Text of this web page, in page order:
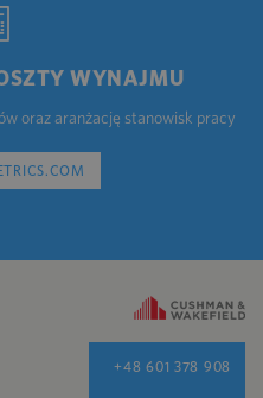
WYNAJMU
oraz aranżację stanowisk pracy
+48 601 378 908